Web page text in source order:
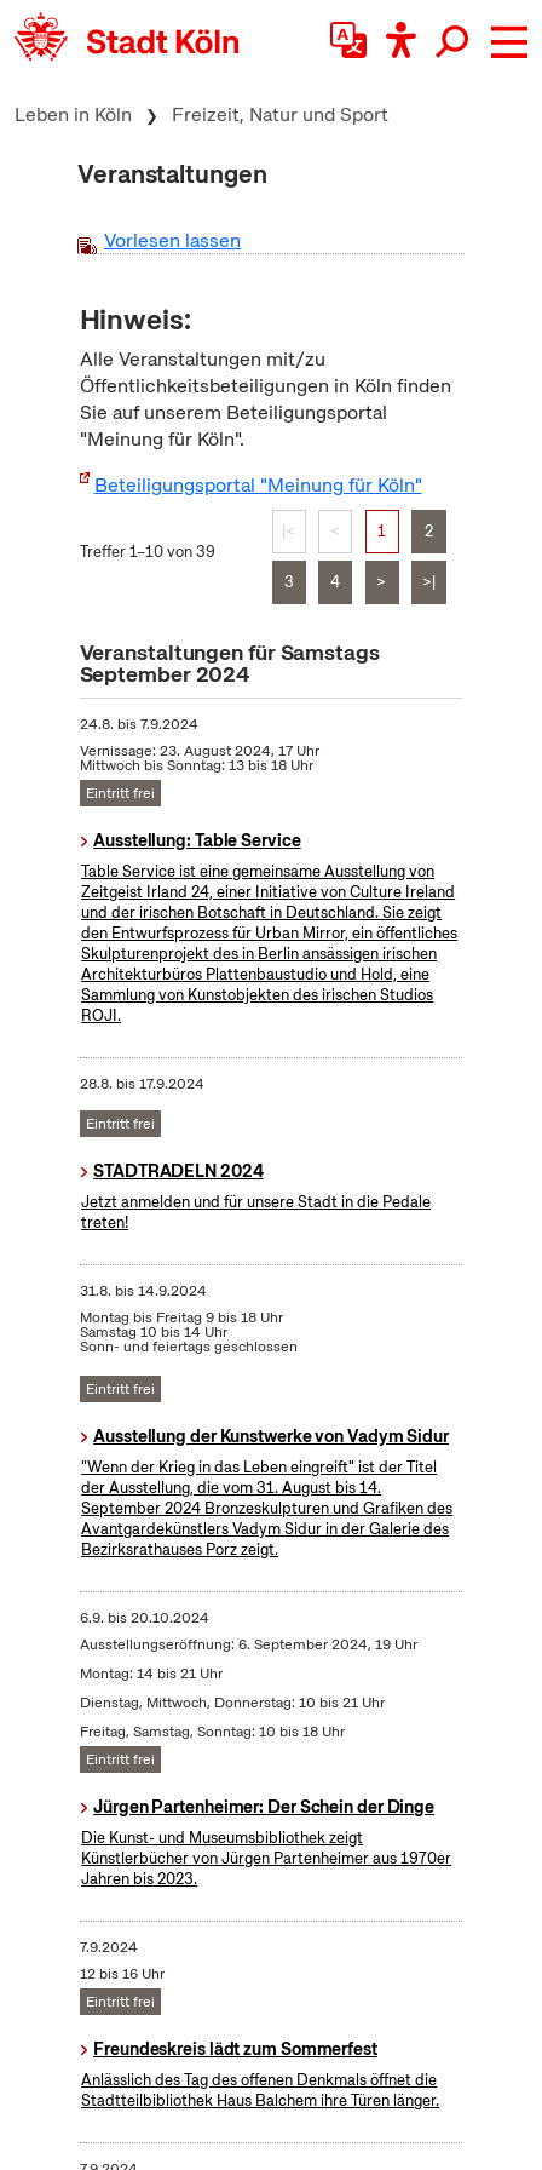
zum Inhalt springen
Leben in Köln Freizeit, Natur und Sport
Veranstaltungen
Vorlesen lassen
Hinweis:
Alle Veranstaltungen mit/zu
Öffentlichkeitsbeteiligungen in Köln finden
Sie auf unserem Beteiligungsportal
"Meinung für Köln".
Beteiligungsportal "Meinung für Köln"
Treffer 1–10 von 39
|< < 1 2
3 4 > >|
Veranstaltungen für Samstags
September 2024
24.8. bis7.9.2024
Vernissage: 23. August 2024, 17 Uhr
Mittwoch bis Sonntag: 13 bis 18 Uhr
Eintritt frei
Ausstellung: Table Service
Table Service ist eine gemeinsame Ausstellung von
Zeitgeist Irland 24, einer Initiative von Culture Ireland
und der irischen Botschaft in Deutschland. Sie zeigt
den Entwurfsprozess für Urban Mirror, ein öffentliches
Skulpturenprojekt des in Berlin ansässigen irischen
Architekturbüros Plattenbaustudio und Hold, eine
Sammlung von Kunstobjekten des irischen Studios
ROJI.
28.8. bis17.9.2024
Eintritt frei
STADTRADELN 2024
Jetzt anmelden und für unsere Stadt in die Pedale
treten!
31.8. bis14.9.2024
Montag bis Freitag 9 bis 18 Uhr
Samstag 10 bis 14 Uhr
Sonn- und feiertags geschlossen
Eintritt frei
Ausstellung der Kunstwerke von Vadym Sidur
"Wenn der Krieg in das Leben eingreift" ist der Titel
der Ausstellung, die vom 31. August bis 14.
September 2024 Bronzeskulpturen und Grafiken des
Avantgardekünstlers Vadym Sidur in der Galerie des
Bezirksrathauses Porz zeigt.
6.9. bis20.10.2024
Ausstellungseröffnung: 6. September 2024, 19 Uhr
Montag: 14 bis 21 Uhr
Dienstag, Mittwoch, Donnerstag: 10 bis 21 Uhr
Freitag, Samstag, Sonntag: 10 bis 18 Uhr
Eintritt frei
Jürgen Partenheimer: Der Schein der Dinge
Die Kunst- und Museumsbibliothek zeigt
Künstlerbücher von Jürgen Partenheimer aus 1970er
Jahren bis 2023.
7.9.2024
12 bis 16 Uhr
Eintritt frei
Freundeskreis lädt zum Sommerfest
Anlässlich des Tag des offenen Denkmals öffnet die
Stadtteilbibliothek Haus Balchem ihre Türen länger.